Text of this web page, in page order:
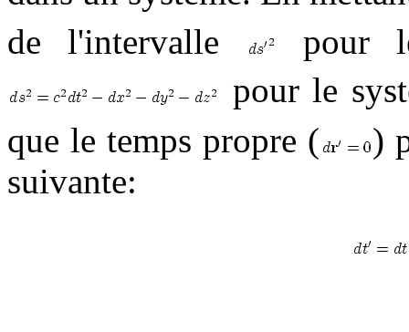
de l'intervalle
pour
pour le
que le temps propre (
)
suivante: